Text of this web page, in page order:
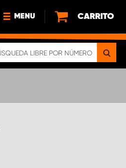
MENU
NOTICIAS
CARRITO